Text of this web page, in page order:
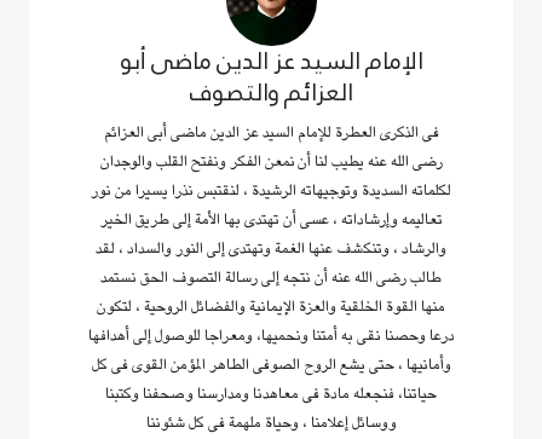
الإمام السيد عز الدين ماضى أبو
العزائم والتصوف
فى الذكرى العطرة للإمام السيد عز الدين ماضى أبى العزائم
رضى الله عنه يطيب لنا أن نمعن الفكر ونفتح القلب والوجدان
لكلماته السديدة وتوجيهاته الرشيدة ، لنقتبس نذرا يسيرا من نور
تعاليمه وإرشاداته ، عسى أن تهتدى بها الأمة إلى طريق الخير
والرشاد ، وتنكشف عنها الغمة وتهتدى إلى النور والسداد ، لقد
طالب رضى الله عنه أن نتجه إلى رسالة التصوف الحق نستمد
منها القوة الخلقية والعزة الإيمانية والفضائل الروحية ، لتكون
درعا وحصنا نقى به أمتنا ونحميها، ومعراجا للوصول إلى أهدافها
وأمانيها ، حتى يشع الروح الصوفى الطاهر المؤمن القوى فى كل
حياتنا، فنجعله مادة فى معاهدنا ومدارسنا وصحفنا وكتبنا
ووسائل إعلامنا ، وحياة ملهمة فى كل شئوننا